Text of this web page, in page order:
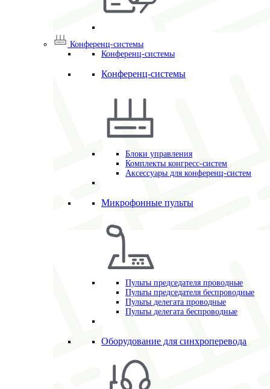
Конференц-системы
Конференц-системы
Конференц-системы
Блоки управления
Комплекты конгресс-систем
Аксессуары для конференц-систем
Микрофонные пульты
Пульты председателя проводные
Пульты председателя беспроводные
Пульты делегата проводные
Пульты делегата беспроводные
Оборудование для синхроперевода